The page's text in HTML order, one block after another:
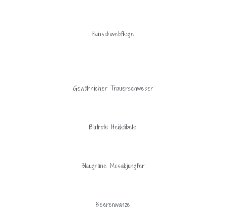
Hainschwebfliege
Gewöhnlicher Trauerschweber
Blutrote Heidelibelle
Blaugrüne Mosaikjungfer
Beerenwanze